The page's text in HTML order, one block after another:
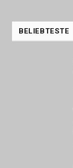
BELIEBTESTE